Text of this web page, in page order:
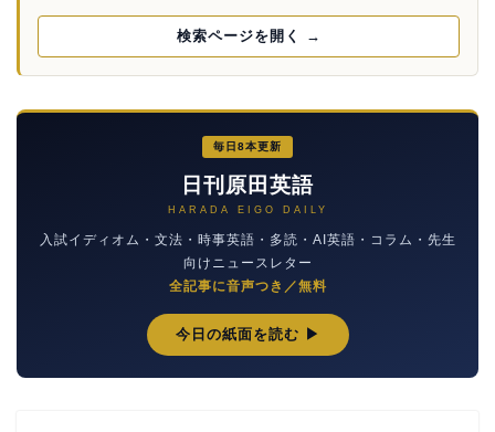
検索ページを開く →
毎日8本更新
日刊原田英語
HARADA EIGO DAILY
入試イディオム・文法・時事英語・多読・AI英語・コラム・先生
向けニュースレター
全記事に音声つき／無料
今日の紙面を読む ▶